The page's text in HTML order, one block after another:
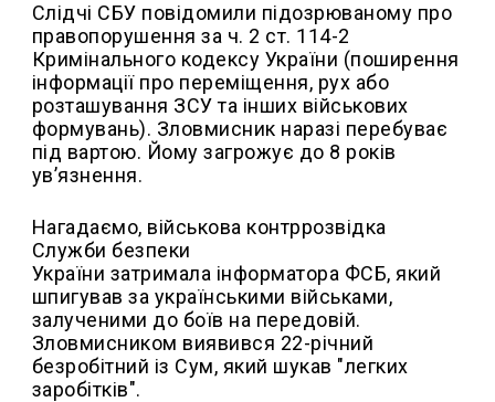
Слідчі СБУ повідомили підозрюваному про
правопорушення за ч. 2 ст. 114-2
Кримінального кодексу України (поширення
інформації про переміщення, рух або
розташування ЗСУ та інших військових
формувань). Зловмисник наразі перебуває
під вартою. Йому загрожує до 8 років
ув’язнення.
Нагадаємо, військова контррозвідка
Служби безпеки
України затримала інформатора ФСБ, який
шпигував за українськими військами,
залученими до боїв на передовій.
Зловмисником виявився 22-річний
безробітний із Сум, який шукав "легких
заробітків".